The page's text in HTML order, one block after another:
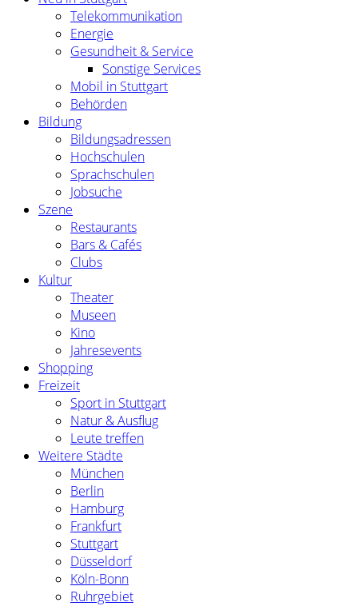
Telekommunikation
Energie
Gesundheit & Service
Sonstige Services
Mobil in Stuttgart
Behörden
Bildung
Bildungsadressen
Hochschulen
Sprachschulen
Jobsuche
Szene
Restaurants
Bars & Cafés
Clubs
Kultur
Theater
Museen
Kino
Jahresevents
Shopping
Freizeit
Sport in Stuttgart
Natur & Ausflug
Leute treffen
Weitere Städte
München
Berlin
Hamburg
Frankfurt
Stuttgart
Düsseldorf
Köln-Bonn
Ruhrgebiet